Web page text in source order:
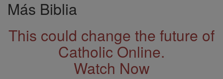
Más Biblia
This could change the future of
Catholic Online.
Watch Now